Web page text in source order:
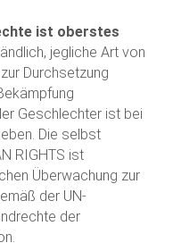
ist oberstes
jegliche Art von
Durchsetzung
Geschlechter ist bei
Die selbst
RIGHTS ist
Überwachung zur
der UN-
der